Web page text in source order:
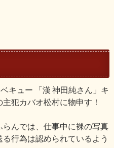
キュー 「漢 神田純さん」キ
犯カバオ松村に物申す！
らんでは、仕事中に裸の写真
る行為は認められているよう